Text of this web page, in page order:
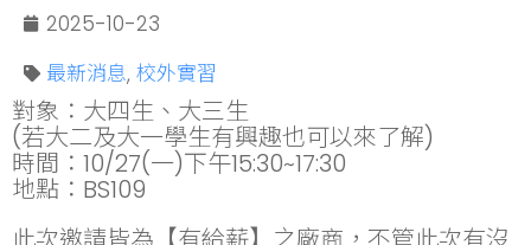
2025-10-23
最新消息, 校外實習
對象：大四生、大三生
(若大二及大一學生有興趣也可以來了解)
時間：10/27(一)下午15:30~17:30
地點：BS109